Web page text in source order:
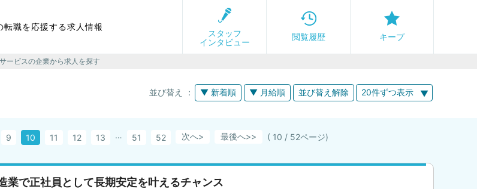
職を応援する求人情報
スタッフ
インタビュー
閲覧履歴 キープ
ービスの企業から求人を探す
20件ずつ表示
並び替え ： ▼ 新着順 ▼ 月給順 並び替え解除
9 10 11 12 13 … 51 52 次へ> 最後へ ( 10 / 52ページ)
業で正社員として長期安定を叶えるチャンス